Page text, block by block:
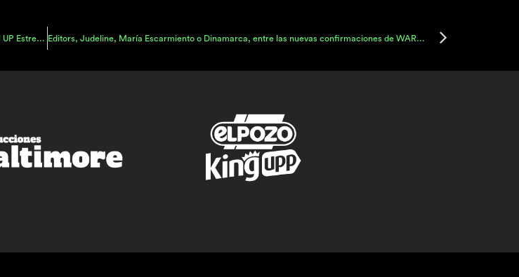
The Blaze, French 79, Sidonie, Ginebras… ¡ocho nuevas confirmaciones para WARM UP Estrella de Levante 2024! Editors, Judeline, María Escarmiento o Dinamarca, entre las nuevas confirmaciones de WARM UP Estrella de Levante 2024